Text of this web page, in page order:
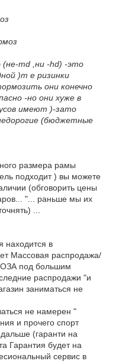
(не-md ,ни -hd) -это
)т е ризинки
они конечно
-но они хуже в
имеют )-зато
(бюджетные
размера рамы
подходит ) вы можете
(обговорить цены
"... раньше мы их
...
в
Массовая распродажа/
под большим
распродажи "и
заниматься не
не намерен "
и прочего спорт
(гаранти на
Гарантия будет на
сервис в